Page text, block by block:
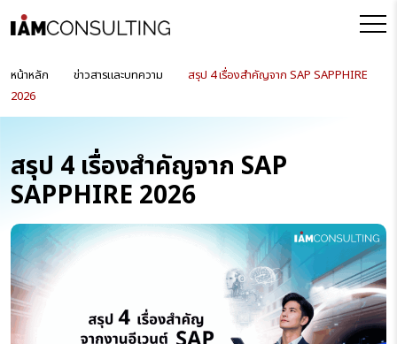
หน้าหลัก ข่าวสารและบทความ
สรุป 4 เรื่องสำคัญจาก SAP SAPPHIRE
2026
สรุป 4 เรื่องสำคัญจาก SAP
SAPPHIRE 2026